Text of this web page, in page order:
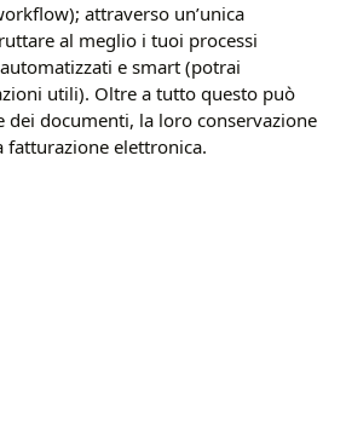
attraverso un’unica
al meglio i tuoi processi
e smart (potrai
utili). Oltre a tutto questo può
dei documenti, la loro conservazione
fatturazione elettronica.